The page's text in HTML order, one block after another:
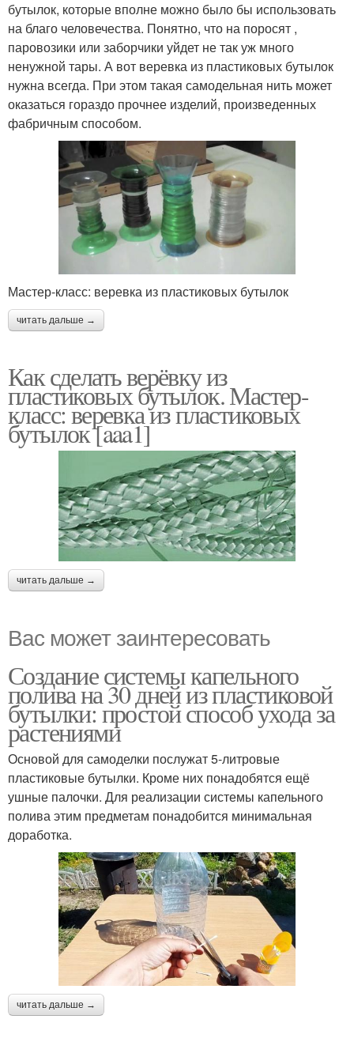
бутылок, которые вполне можно было бы использовать
на благо человечества. Понятно, что на поросят ,
паровозики или заборчики уйдет не так уж много
ненужной тары. А вот веревка из пластиковых бутылок
нужна всегда. При этом такая самодельная нить может
оказаться гораздо прочнее изделий, произведенных
фабричным способом.
Мастер-класс: веревка из пластиковых бутылок
читать дальше →
Как сделать верёвку из
пластиковых бутылок. Мастер-
класс: веревка из пластиковых
бутылок [aaa1]
читать дальше →
Вас может заинтересовать
Создание системы капельного
полива на 30 дней из пластиковой
бутылки: простой способ ухода за
растениями
Основой для самоделки послужат 5-литровые
пластиковые бутылки. Кроме них понадобятся ещё
ушные палочки. Для реализации системы капельного
полива этим предметам понадобится минимальная
доработка.
читать дальше →